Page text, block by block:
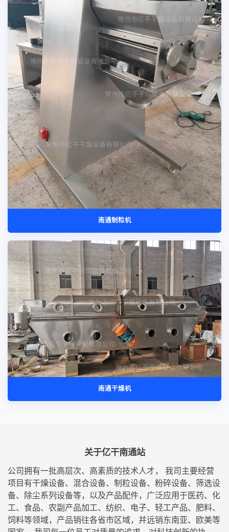
南通制粒机
南通干燥机
关于亿干南通站
公司拥有一批高层次、高素质的技术人才， 我司主要经营
项目有干燥设备、混合设备、制粒设备、粉碎设备、筛选设
备、除尘系列设备等，以及产品配件，广泛应用于医药、化
工、食品、农副产品加工、纺织、电子、轻工产品、肥料、
饲料等领域，产品销往各省市区域，并远销东南亚、欧美等